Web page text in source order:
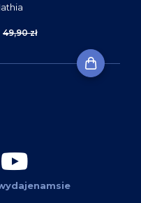
49,90 zł